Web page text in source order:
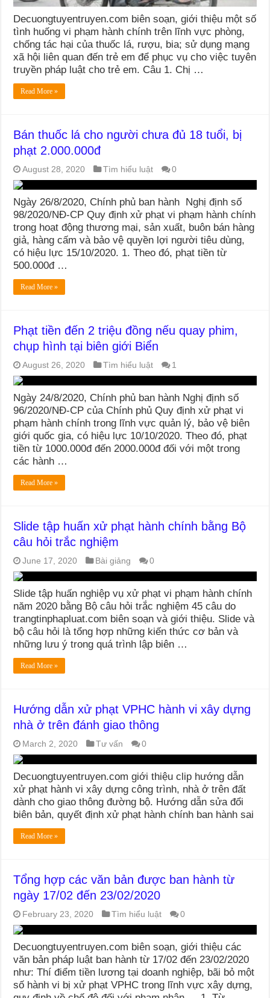
Decuongtuyentruyen.com biên soạn, giới thiệu một số
tình huống vi phạm hành chính trên lĩnh vực phòng,
chống tác hại của thuốc lá, rượu, bia; sử dụng mạng
xã hội liên quan đến trẻ em để phục vụ cho việc tuyên
truyền pháp luật cho trẻ em. Câu 1. Chị …
Read More »
Bán thuốc lá cho người chưa đủ 18 tuổi, bị
phạt 2.000.000đ
August 28, 2020 Tìm hiểu luật 0
Ngày 26/8/2020, Chính phủ ban hành Nghị định số
98/2020/NĐ-CP Quy định xử phạt vi phạm hành chính
trong hoạt động thương mại, sản xuất, buôn bán hàng
giả, hàng cấm và bảo vệ quyền lợi người tiêu dùng,
có hiệu lực 15/10/2020. 1. Theo đó, phạt tiền từ
500.000đ …
Read More »
Phạt tiền đến 2 triệu đồng nếu quay phim,
chụp hình tại biên giới Biển
August 26, 2020 Tìm hiểu luật 1
Ngày 24/8/2020, Chính phủ ban hành Nghị định số
96/2020/NĐ-CP của Chính phủ Quy định xử phạt vi
phạm hành chính trong lĩnh vực quản lý, bảo vệ biên
giới quốc gia, có hiệu lực 10/10/2020. Theo đó, phạt
tiền từ 1000.000đ đến 2000.000đ đối với một trong
các hành …
Read More »
Slide tập huấn xử phạt hành chính bằng Bộ
câu hỏi trắc nghiệm
June 17, 2020 Bài giảng 0
Slide tập huấn nghiệp vụ xử phạt vi phạm hành chính
năm 2020 bằng Bộ câu hỏi trắc nghiệm 45 câu do
trangtinphapluat.com biên soạn và giới thiệu. Slide và
bộ câu hỏi là tổng hợp những kiến thức cơ bản và
những lưu ý trong quá trình lập biên …
Read More »
Hướng dẫn xử phạt VPHC hành vi xây dựng
nhà ở trên đánh giao thông
March 2, 2020 Tư vấn 0
Decuongtuyentruyen.com giới thiệu clip hướng dẫn
xử phạt hành vi xây dựng công trình, nhà ở trên đất
dành cho giao thông đường bộ. Hướng dẫn sửa đổi
biên bản, quyết định xử phạt hành chính ban hành sai
Read More »
Tổng hợp các văn bản được ban hành từ
ngày 17/02 đến 23/02/2020
February 23, 2020 Tìm hiểu luật 0
Decuongtuyentruyen.com biên soạn, giới thiệu các
văn bản pháp luật ban hành từ 17/02 đến 23/02/2020
như: Thí điểm tiền lương tại doanh nghiệp, bãi bỏ một
số hành vi bị xử phạt VPHC trong lĩnh vực xây dựng,